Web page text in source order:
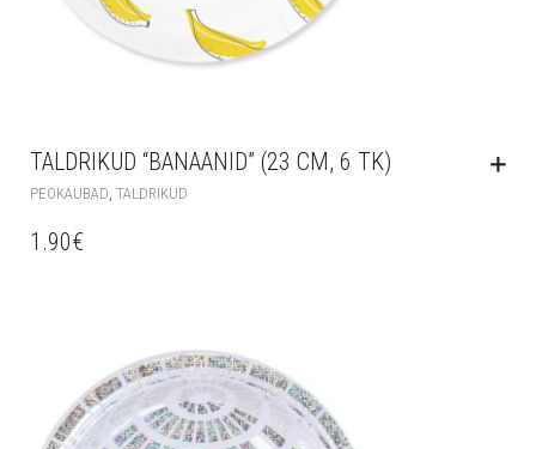
TALDRIKUD “BANAANID” (23 CM, 6 TK)
PEOKAUBAD, TALDRIKUD
1.90€